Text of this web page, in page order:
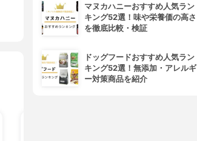
マヌカハニーおすすめ人気ラン
キング52選！味や栄養価の高さ
を徹底比較・検証
ドッグフードおすすめ人気ラン
キング52選！無添加・アレルギ
ー対策商品を紹介